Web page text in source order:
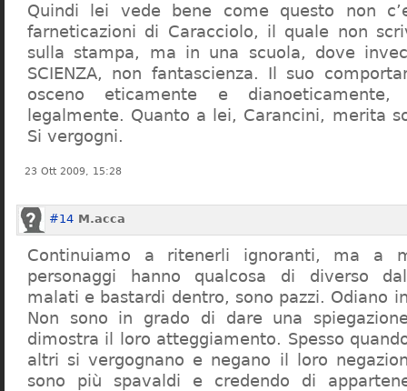
Quindi lei vede bene come questo non
farneticazioni di Caracciolo, il quale non
sulla stampa, ma in una scuola, dove
SCIENZA, non fantascienza. Il suo
osceno eticamente e dianoeticamente,
legalmente. Quanto a lei, Carancini, merita
Si vergogni.
23 Ott 2009, 15:28
#14 M.acca
Continuiamo a ritenerli ignoranti, ma a
personaggi hanno qualcosa di diverso
malati e bastardi dentro, sono pazzi. Odiano
Non sono in grado di dare una
dimostra il loro atteggiamento. Spesso
altri si vergognano e negano il loro
sono più spavaldi e credendo di